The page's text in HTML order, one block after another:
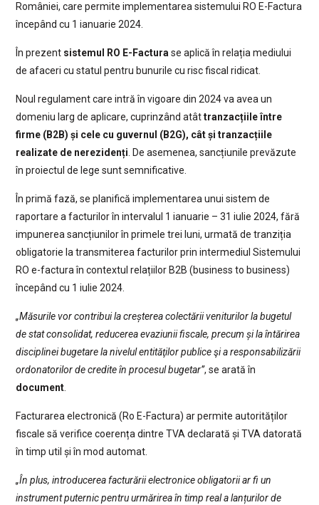
României, care permite implementarea sistemului RO E-Factura
începând cu 1 ianuarie 2024.
În prezentsistemul RO E-Factura se aplică în relația mediului
de afaceri cu statul pentru bunurile cu risc fiscal ridicat.
Noul regulament care intră în vigoare din 2024 va avea un
domeniu larg de aplicare, cuprinzând atâttranzacțiile între
firme (B2B) și cele cu guvernul (B2G), cât și tranzacțiile
realizate de nerezidenți . De asemenea, sancțiunile prevăzute
în proiectul de lege sunt semnificative.
În primă fază, se planifică implementarea unui sistem de
raportare a facturilor în intervalul 1 ianuarie – 31 iulie 2024, fără
impunerea sancțiunilor în primele trei luni, urmată de tranziția
obligatorie la transmiterea facturilor prin intermediul Sistemului
RO e-factura în contextul relațiilor B2B (business to business)
începând cu 1 iulie 2024.
„Măsurile vor contribui la creșterea colectării veniturilor la bugetul
de stat consolidat, reducerea evaziunii fiscale, precum și la întărirea
disciplinei bugetare la nivelul entităţilor publice şi a responsabilizării
ordonatorilor de credite în procesul bugetar”, se arată în
document.
Facturarea electronică (Ro E-Factura) ar permite autorităților
fiscale să verifice coerența dintre TVA declarată și TVA datorată
în timp util și în mod automat.
„În plus, introducerea facturării electronice obligatorii ar fi un
instrument puternic pentru urmărirea în timp real a lanțurilor de